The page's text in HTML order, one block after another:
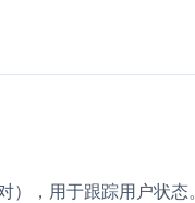
），用于跟踪用户状态。